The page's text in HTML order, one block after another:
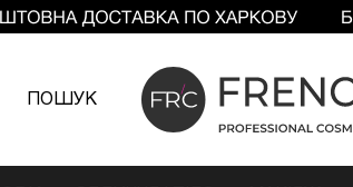
ПОШУК